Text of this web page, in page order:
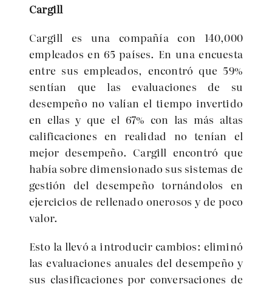
Cargill
Cargill es una compañía con 140,000
empleados en 65 países. En una encuesta
entre sus empleados, encontró que 59%
sentían que las evaluaciones de su
desempeño no valían el tiempo invertido
en ellas y que el 67% con las más altas
calificaciones en realidad no tenían el
mejor desempeño. Cargill encontró que
había sobre dimensionado sus sistemas de
gestión del desempeño tornándolos en
ejercicios de rellenado onerosos y de poco
valor.
Esto la llevó a introducir cambios: eliminó
las evaluaciones anuales del desempeño y
sus clasificaciones por conversaciones de